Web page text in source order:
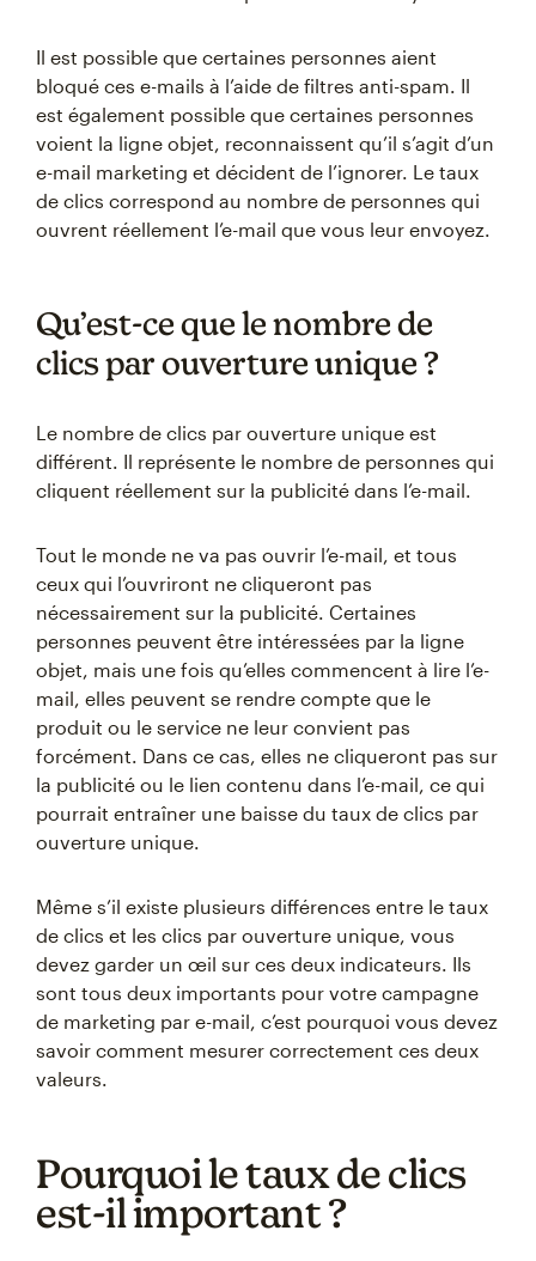
Il est possible que certaines personnes aient
bloqué ces e-mails à l’aide de filtres anti-spam. Il
est également possible que certaines personnes
voient la ligne objet, reconnaissent qu’il s’agit d’un
e-mail marketing et décident de l’ignorer. Le taux
de clics correspond au nombre de personnes qui
ouvrent réellement l’e-mail que vous leur envoyez.
Qu’est-ce que le nombre de
clics par ouverture unique ?
Le nombre de clics par ouverture unique est
différent. Il représente le nombre de personnes qui
cliquent réellement sur la publicité dans l’e-mail.
Tout le monde ne va pas ouvrir l’e-mail, et tous
ceux qui l’ouvriront ne cliqueront pas
nécessairement sur la publicité. Certaines
personnes peuvent être intéressées par la ligne
objet, mais une fois qu’elles commencent à lire l’e-
mail, elles peuvent se rendre compte que le
produit ou le service ne leur convient pas
forcément. Dans ce cas, elles ne cliqueront pas sur
la publicité ou le lien contenu dans l’e-mail, ce qui
pourrait entraîner une baisse du taux de clics par
ouverture unique.
Même s’il existe plusieurs différences entre le taux
de clics et les clics par ouverture unique, vous
devez garder un œil sur ces deux indicateurs. Ils
sont tous deux importants pour votre campagne
de marketing par e-mail, c’est pourquoi vous devez
savoir comment mesurer correctement ces deux
valeurs.
Pourquoi le taux de clics
est-il important ?